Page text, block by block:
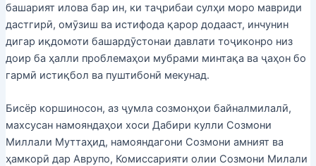
башарият илова бар ин, ки таҷрибаи сулҳи моро мавриди
дастгирӣ, омӯзиш ва истифода қарор додааст, инчунин
дигар иқдомоти башардӯстонаи давлати тоҷиконро низ
доир ба ҳалли проблемаҳои мубрами минтақа ва ҷаҳон бо
гармӣ истиқбол ва пуштибонӣ мекунад.
Бисёр коршиносон, аз ҷумла созмонҳои байналмилалӣ,
махсусан намояндаҳои хоси Дабири кулли Созмони
Миллали Муттаҳид, намояндагони Созмони амният ва
ҳамкорӣ дар Аврупо, Комиссарияти олии Созмони Милали